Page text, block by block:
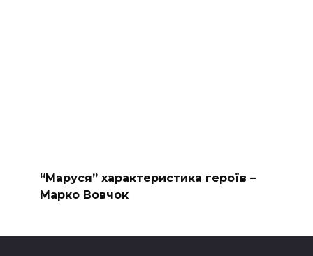
“Маруся” характеристика героїв –
Марко Вовчок